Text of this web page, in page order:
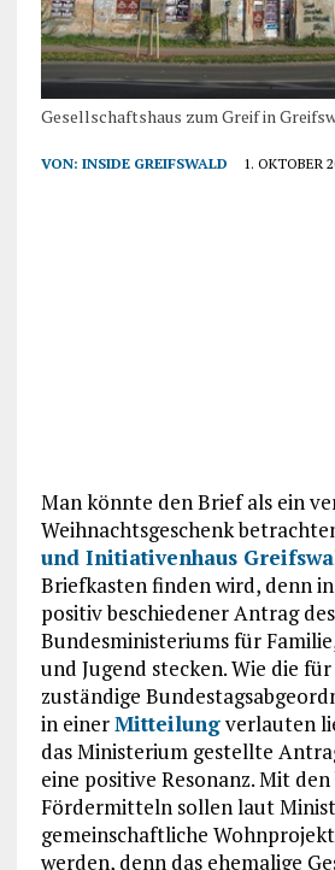
Gesellschaftshaus zum Greif in
VON: INSIDE GREIFSWALD 1. OKTOBER
Man könnte den Brief als ein
Weihnachtsgeschenk
und Initiativenhaus
Briefkasten finden wird, denn
positiv beschiedener Antrag des
Bundesministeriums für
und Jugend stecken. Wie die
zuständige
in einerMitteilungverlauten
das Ministerium gestellte
eine positive Resonanz. Mit
Fördermitteln sollen laut
gemeinschaftliche
werden, denn das ehemalige